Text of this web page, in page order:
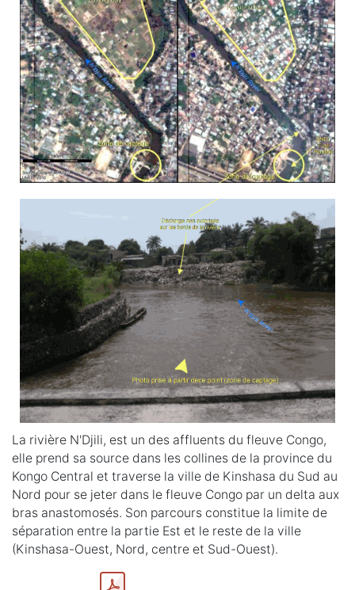
La rivière N'Djili, est un des affluents du fleuve Congo,
elle prend sa source dans les collines de la province du
Kongo Central et traverse la ville de Kinshasa du Sud au
Nord pour se jeter dans le fleuve Congo par un delta aux
bras anastomosés. Son parcours constitue la limite de
séparation entre la partie Est et le reste de la ville
(Kinshasa-Ouest, Nord, centre et Sud-Ouest).